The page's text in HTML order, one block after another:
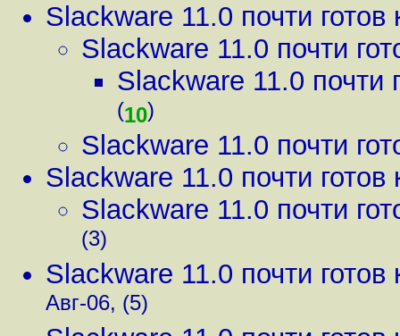
Slackware 11.0 почти готов
Slackware 11.0 почти
Slackware 11.0 почти
(10)
Slackware 11.0 почти
Slackware 11.0 почти готов
Slackware 11.0 почти
(3)
Slackware 11.0 почти готов
Авг-06, (5)